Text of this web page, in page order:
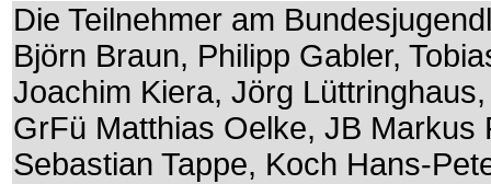
Die Teilnehmer am
Björn Braun, Philipp Gabler,
Joachim Kiera, Jörg
GrFü Matthias Oelke, JB Markus
Sebastian Tappe, Koch Hans-